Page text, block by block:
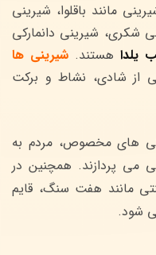
مانند باقلوا، شیرینی
شکری، شیرینی دانمارکی
یلداهستند. شیرینی ها
از شادی، نشاط و برکت
های مخصوص، مردم به
می پردازند. همچنین در
مانند هفت سنگ، قایم
شود.